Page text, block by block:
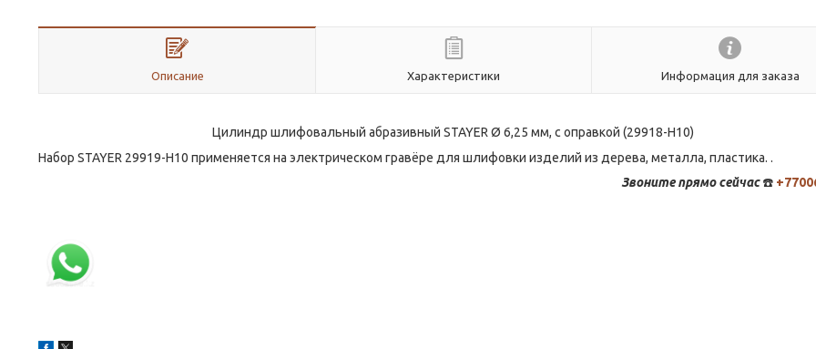
Описание Характеристики Информация для заказа
Цилиндр шлифовальный абразивный STAYER Ø 6,25 мм, с оправкой (29918-H10)
Набор STAYER 29919-H10 применяется на электрическом гравёре для шлифовки изделий из дерева, металла, пластика. .
Звоните прямо сейчас ☎️